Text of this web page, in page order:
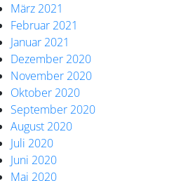
März 2021
Februar 2021
Januar 2021
Dezember 2020
November 2020
Oktober 2020
September 2020
August 2020
Juli 2020
Juni 2020
Mai 2020